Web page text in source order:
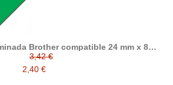
Brother compatible 24 mm x 8
metros
3,42 €
2,40 €